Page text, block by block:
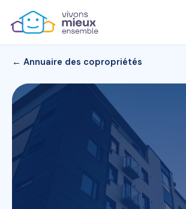
← Annuaire des copropriétés